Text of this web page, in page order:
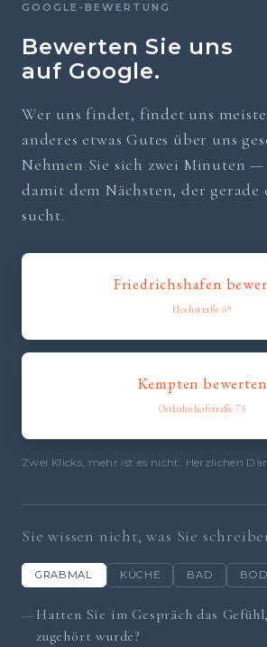
GOOGLE-BEWERTUNG
Bewerten Sie uns
auf Google.
Wer uns findet, findet uns
anderes etwas Gutes über uns
Nehmen Sie sich zwei Minuten
damit dem Nächsten, der gerade
sucht.
Friedrichshafen
Hochstraße 69
Kempten bewerten
Ostbahnhofstraße 75
Zwei Klicks, mehr ist es nicht. Herzlichen
Sie wissen nicht, was Sie
GRABMAL KÜCHE BAD
Hatten Sie im Gespräch das
zugehört wurde?